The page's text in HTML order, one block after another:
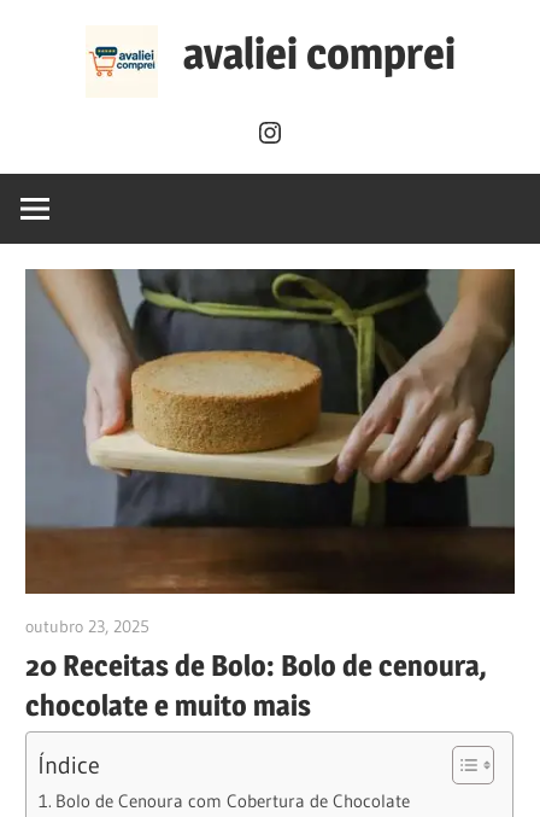
avaliei comprei
Instagram
outubro 23, 2025
20 Receitas de Bolo: Bolo de cenoura,
chocolate e muito mais
Índice
Bolo de Cenoura com Cobertura de Chocolate